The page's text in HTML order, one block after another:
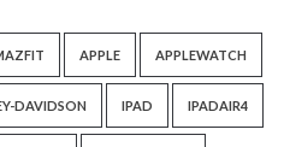
APPLE APPLEWATCH
DAVIDSON IPAD IPADAIR4